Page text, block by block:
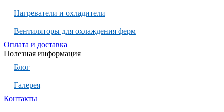
Нагреватели и охладители
Вентиляторы для охлаждения ферм
Оплата и доставка
Полезная информация
Блог
Галерея
Контакты